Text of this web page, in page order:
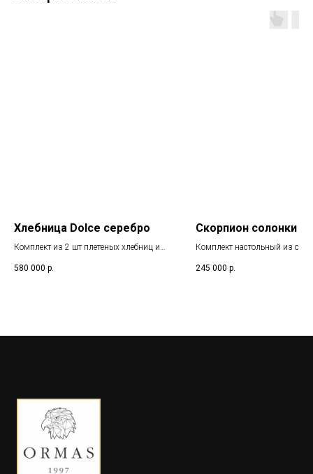
Хлебница Dolce серебро
Комплект из 2 шт плетеных хлебниц из
580 000 р.
Скорпион солонки
Комплект настольный из
скорпиона
245 000 р.